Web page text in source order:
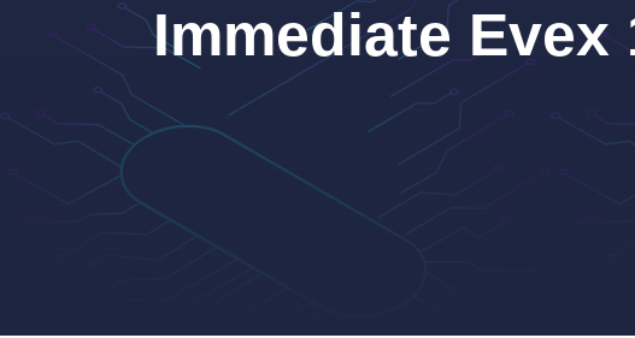
Immediate Evex